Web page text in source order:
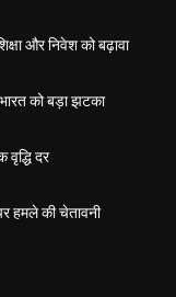
और निवेश को बढ़ावा
को बड़ा झटका
वृद्धि दर
हमले की चेतावनी